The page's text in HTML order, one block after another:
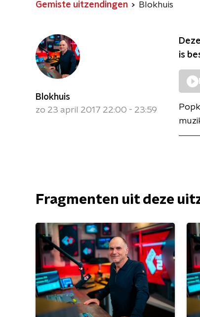
Gemiste uitzendingen Blokhuis
Blokhuis
zo 23 april 2017 22:00 - 23:59
is
Fragmenten uit deze